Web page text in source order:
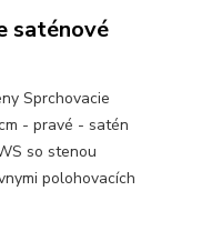
saténové
Sprchovacie
- pravé - satén
so stenou
polohovacích